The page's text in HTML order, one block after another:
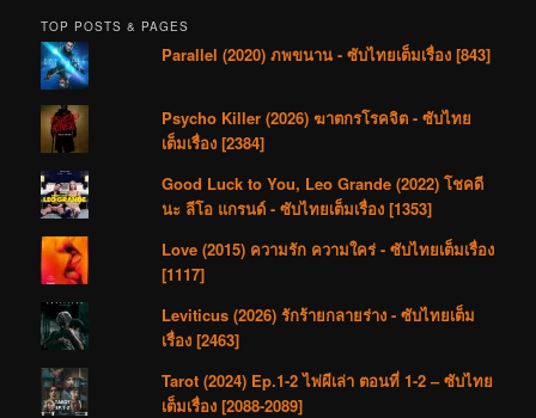
TOP POSTS & PAGES
Parallel (2020) ภพขนาน - ซับไทยเต็มเรื่อง [843]
Psycho Killer (2026) ฆาตกรโรคจิต - ซับไทย
เต็มเรื่อง [2384]
Good Luck to You, Leo Grande (2022) โชคดี
นะ ลีโอ แกรนด์ - ซับไทยเต็มเรื่อง [1353]
Love (2015) ความรัก ความใคร่ - ซับไทยเต็มเรื่อง
[1117]
Leviticus (2026) รักร้ายกลายร่าง - ซับไทยเต็ม
เรื่อง [2463]
Tarot (2024) Ep.1-2 ไพ่ผีเล่า ตอนที่ 1-2 – ซับไทย
เต็มเรื่อง [2088-2089]